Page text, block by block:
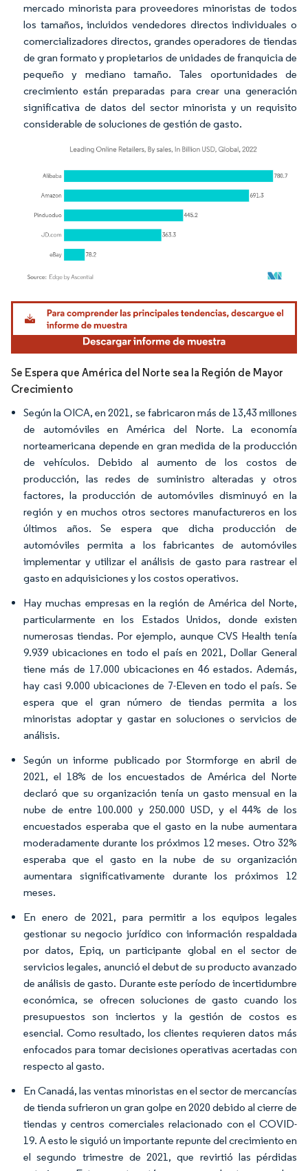
mercado minorista para proveedores minoristas de todos
los tamaños, incluidos vendedores directos individuales o
comercializadores directos, grandes operadores de tiendas
de gran formato y propietarios de unidades de franquicia de
pequeño y mediano tamaño. Tales oportunidades de
crecimiento están preparadas para crear una generación
significativa de datos del sector minorista y un requisito
considerable de soluciones de gestión de gasto.
Imagen © Mordor Intelligence. El uso requiere atribución según CC BY 4.0.
Se Espera que América del Norte sea la Región de Mayor
Crecimiento
Según la OICA, en 2021, se fabricaron más de 13,43 millones
de automóviles en América del Norte. La economía
norteamericana depende en gran medida de la producción
de vehículos. Debido al aumento de los costos de
producción, las redes de suministro alteradas y otros
factores, la producción de automóviles disminuyó en la
región y en muchos otros sectores manufactureros en los
últimos años. Se espera que dicha producción de
automóviles permita a los fabricantes de automóviles
implementar y utilizar el análisis de gasto para rastrear el
gasto en adquisiciones y los costos operativos.
Hay muchas empresas en la región de América del Norte,
particularmente en los Estados Unidos, donde existen
numerosas tiendas. Por ejemplo, aunque CVS Health tenía
9.939 ubicaciones en todo el país en 2021, Dollar General
tiene más de 17.000 ubicaciones en 46 estados. Además,
hay casi 9.000 ubicaciones de 7-Eleven en todo el país. Se
espera que el gran número de tiendas permita a los
minoristas adoptar y gastar en soluciones o servicios de
análisis.
Según un informe publicado por Stormforge en abril de
2021, el 18% de los encuestados de América del Norte
declaró que su organización tenía un gasto mensual en la
nube de entre 100.000 y 250.000 USD, y el 44% de los
encuestados esperaba que el gasto en la nube aumentara
moderadamente durante los próximos 12 meses. Otro 32%
esperaba que el gasto en la nube de su organización
aumentara significativamente durante los próximos 12
meses.
En enero de 2021, para permitir a los equipos legales
gestionar su negocio jurídico con información respaldada
por datos, Epiq, un participante global en el sector de
servicios legales, anunció el debut de su producto avanzado
de análisis de gasto. Durante este período de incertidumbre
económica, se ofrecen soluciones de gasto cuando los
presupuestos son inciertos y la gestión de costos es
esencial. Como resultado, los clientes requieren datos más
enfocados para tomar decisiones operativas acertadas con
respecto al gasto.
En Canadá, las ventas minoristas en el sector de mercancías
de tienda sufrieron un gran golpe en 2020 debido al cierre de
tiendas y centros comerciales relacionado con el COVID-
19. A esto le siguió un importante repunte del crecimiento en
el segundo trimestre de 2021, que revirtió las pérdidas